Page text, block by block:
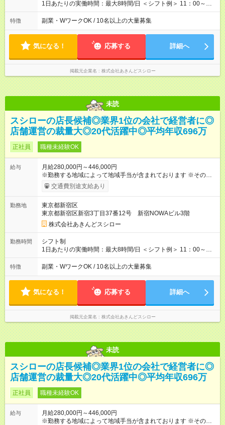
603万円（平均月給38万9000円／2025年度実績）で、店長の平
らに自己負担額2万円の寮や各種手当があるため「前職より貯金
できている」と話す社員が多くいます！ 【試用期間】試用期間
あり 試用期間の長さ：3ヶ月 雇用形態、給与は本採用時と同じ
です。
1日あたりの実働時間：最大8時間/日 ＜シフト例＞ 11：00～
20：00、12：00～21：00、15：00～24：00 ※1ヶ月単位の変
形労働時間制（週平均実働40時間） ◎残業は月30h程度。1店舗
出勤前にジムに通う社員も多くいま す。繁忙期以外は1日通して
働くことがほぼありません！
特徴 副業・WワークOK / 10名以上の大量募集
気になる！ 応募する 詳細へ
掲載元企業名 株式会社あきんどスシロー
未読
スシローの店長候補◎業界1位の会社で経営者に◎
店舗運営の裁量大◎20代活躍中◎平均年収696万
正社員 職種未経験OK
給与
月給280,000円～446,000円
※勤務する地域によって地域手当が含まれております ※その他ブ
ロック外勤務手当を支給。1分単位での残業代（100％支給）や
年3回の賞与、諸手当も別途支給します。 ＜月給例＞ 【例1】転
合：月給28万円＋残業代・諸手当 ※地域手当2万円が含まれま
す。 【例2】転居可能の「ブロック限定勤務制度」の場合 ブロ
ック外東京23区内勤務の場合：月給29万5000円＋残業代・諸手
当 ※地域手当2万円やブロック外勤務手当1万5000円が含まれま
す。 ＜水準以上の収入を得られる環境！＞ 全社員の平均年収は
603万円（平均月給38万9000円／2025年度実績）で、店長の平
らに自己負担額2万円の寮や各種手当があるため「前職より貯金
できている」と話す社員が多くいます！ 【試用期間】試用期間
あり 試用期間の長さ：3ヶ月 雇用形態、給与は本採用時と同じ
です。
交通費別途支給あり
勤務地
東京都新宿区
東京都新宿区新宿3丁目37番12号 新宿NOWAビル3階
株式会社あきんどスシロー
勤務時間
シフト制
1日あたりの実働時間：最大8時間/日 ＜シフト例＞ 11：00～
20：00、12：00～21：00、15：00～24：00 ※1ヶ月単位の変
形労働時間制（週平均実働40時間） ◎残業は月30h程度。1店舗
出勤前にジムに通う社員も多くいま す。繁忙期以外は1日通して
働くことがほぼありません！
特徴 副業・WワークOK / 10名以上の大量募集
気になる！ 応募する 詳細へ
掲載元企業名 株式会社あきんどスシロー
未読
スシローの店長候補◎業界1位の会社で経営者に◎
店舗運営の裁量大◎20代活躍中◎平均年収696万
正社員 職種未経験OK
給与
月給280,000円～446,000円
※勤務する地域によって地域手当が含まれております ※その他ブ